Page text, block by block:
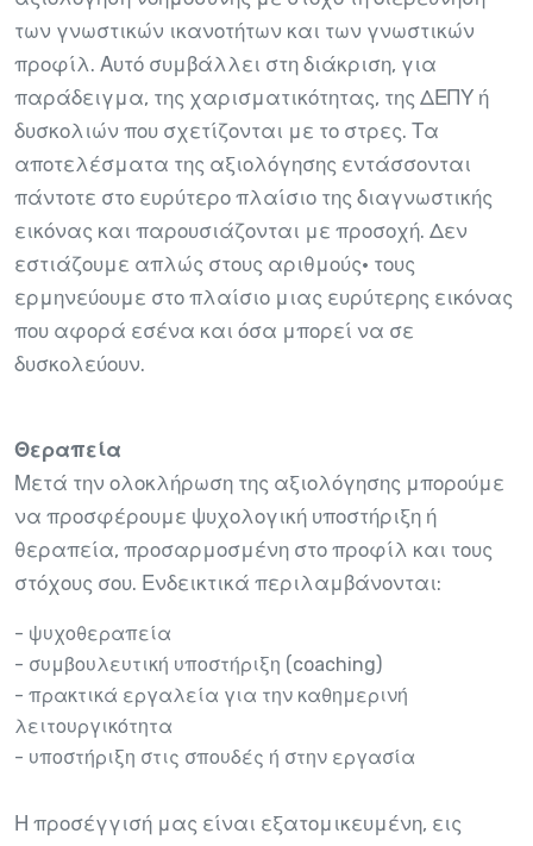
των γνωστικών ικανοτήτων και των γνωστικών
προφίλ. Αυτό συμβάλλει στη διάκριση, για
παράδειγμα, της χαρισματικότητας, της ΔΕΠΥ ή
δυσκολιών που σχετίζονται με το στρες. Τα
αποτελέσματα της αξιολόγησης εντάσσονται
πάντοτε στο ευρύτερο πλαίσιο της διαγνωστικής
εικόνας και παρουσιάζονται με προσοχή. Δεν
εστιάζουμε απλώς στους αριθμούς· τους
ερμηνεύουμε στο πλαίσιο μιας ευρύτερης εικόνας
που αφορά εσένα και όσα μπορεί να σε
δυσκολεύουν.
Θεραπεία
Μετά την ολοκλήρωση της αξιολόγησης μπορούμε
να προσφέρουμε ψυχολογική υποστήριξη ή
θεραπεία, προσαρμοσμένη στο προφίλ και τους
στόχους σου. Ενδεικτικά περιλαμβάνονται:
- ψυχοθεραπεία
- συμβουλευτική υποστήριξη (coaching)
- πρακτικά εργαλεία για την καθημερινή
λειτουργικότητα
- υποστήριξη στις σπουδές ή στην εργασία
Η προσέγγισή μας είναι εξατομικευμένη, εις